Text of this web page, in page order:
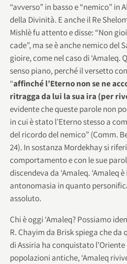
“avverso” in basso e “nemico” in
della Divinità. E anche il Re
Mishlè fu attento e disse: “Non
cade”, ma se è anche nemico del
gioire, come nel caso di ‘Amaleq.
senso piano, perché il versetto
“affinché l’Eterno non se ne
ritragga da lui la sua ira (per
evidente che queste parole non
in cui è stato l’Eterno stesso a
del ricordo del nemico” (Comm.
24). In sostanza Mordekhay si
comportamento e con le sue
discendeva da ‘Amaleq. ‘Amaleq
antonomasia in quanto
assoluto.
Chi è oggi ‘Amaleq? Possiamo
R. Chayim da Brisk spiega che da
di Assiria ha conquistato
popolazioni antiche, ‘Amaleq